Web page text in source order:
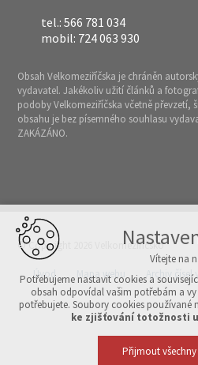
tel.: 566 781 034
mobil: 724 063 930
Obsah Velkomeziříčska je chráněn
vydavatel. Jakékoliv užití článků a
podoby Velkomeziříčska včetně převzetí,
obsahu je bez písemného souhlasu
ZAKÁZÁNO.
© Copyright 2026 Velkomeziříčsko
Úvod Mapa webu Archiv čísel
Vítejte na
Potřebujeme nastavit cookies a
obsah odpovídal vašim potřebám a
potřebujete. Soubory cookies používané
ke zjišťování totožnosti
Přijmout